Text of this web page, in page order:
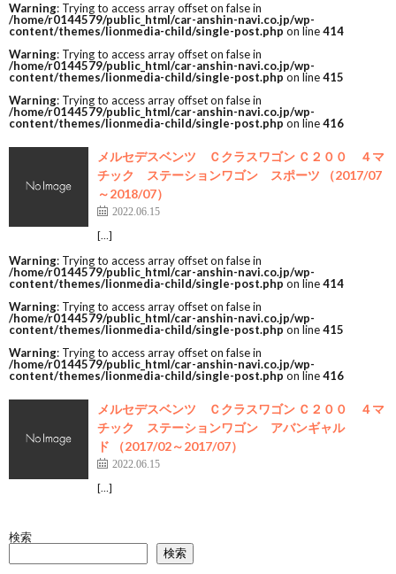
Warning: Trying to access array offset on false in
/home/r0144579/public_html/car-anshin-navi.co.jp/wp-
content/themes/lionmedia-child/single-post.php on line414
Warning: Trying to access array offset on false in
/home/r0144579/public_html/car-anshin-navi.co.jp/wp-
content/themes/lionmedia-child/single-post.php on line415
Warning: Trying to access array offset on false in
/home/r0144579/public_html/car-anshin-navi.co.jp/wp-
content/themes/lionmedia-child/single-post.php on line416
メルセデスベンツ Ｃクラスワゴン Ｃ２００ ４マ
チック ステーションワゴン スポーツ （2017/07
～2018/07）
2022.06.15
[…]
Warning: Trying to access array offset on false in
/home/r0144579/public_html/car-anshin-navi.co.jp/wp-
content/themes/lionmedia-child/single-post.php on line414
Warning: Trying to access array offset on false in
/home/r0144579/public_html/car-anshin-navi.co.jp/wp-
content/themes/lionmedia-child/single-post.php on line415
Warning: Trying to access array offset on false in
/home/r0144579/public_html/car-anshin-navi.co.jp/wp-
content/themes/lionmedia-child/single-post.php on line416
メルセデスベンツ Ｃクラスワゴン Ｃ２００ ４マ
チック ステーションワゴン アバンギャル
ド （2017/02～2017/07）
2022.06.15
[…]
検索
検索